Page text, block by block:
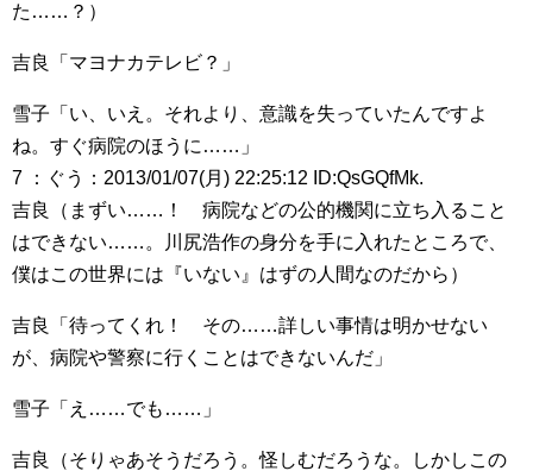
た……？）
吉良「マヨナカテレビ？」
雪子「い、いえ。それより、意識を失っていたんですよ
ね。すぐ病院のほうに……」
7 ：ぐう：2013/01/07(月) 22:25:12 ID:QsGQfMk.
吉良（まずい……！ 病院などの公的機関に立ち入ること
はできない……。川尻浩作の身分を手に入れたところで、
僕はこの世界には『いない』はずの人間なのだから）
吉良「待ってくれ！ その……詳しい事情は明かせない
が、病院や警察に行くことはできないんだ」
雪子「え……でも……」
吉良（そりゃあそうだろう。怪しむだろうな。しかしこの